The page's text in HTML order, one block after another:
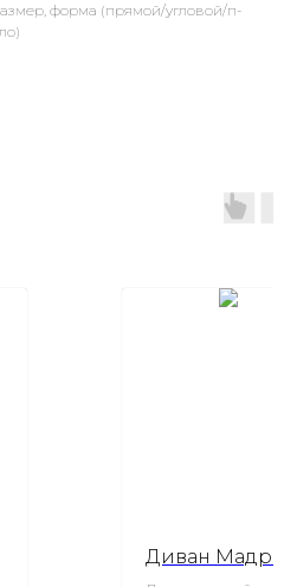
форма (прямой/угловой/п-
Диван